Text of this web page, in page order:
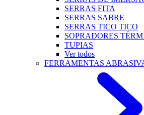
SERRAS FITA
SERRAS SABRE
SERRAS TICO TICO
SOPRADORES
TUPIAS
Ver todos
FERRAMENTAS